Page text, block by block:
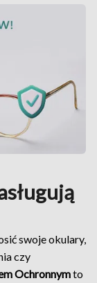
swoje okulary,
czy
Ochronnymto